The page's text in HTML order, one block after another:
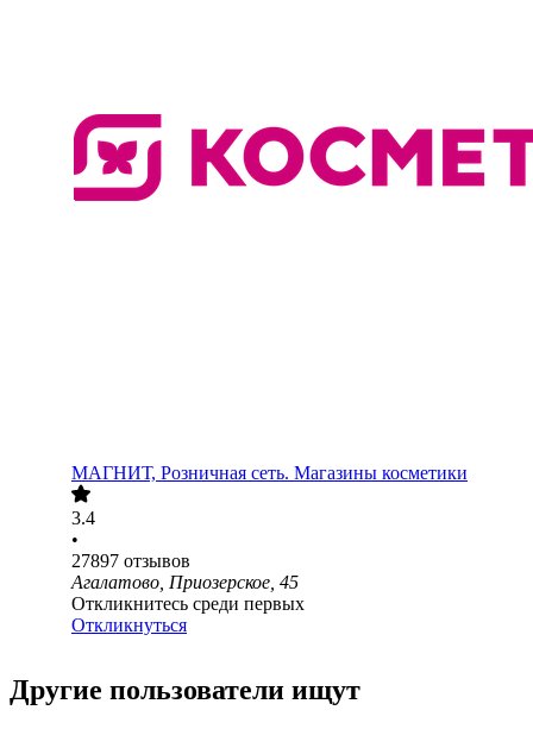
МАГНИТ, Розничная сеть. Магазины косметики
3.4
•
27897 отзывов
Агалатово, Приозерское, 45
Откликнитесь среди первых
Откликнуться
Другие пользователи ищут